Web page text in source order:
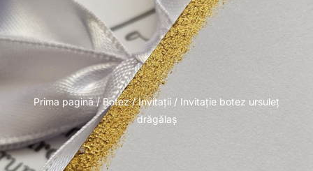
Prima pagină/Botez/Invitații / Invitație botez ursuleț
drăgălaș